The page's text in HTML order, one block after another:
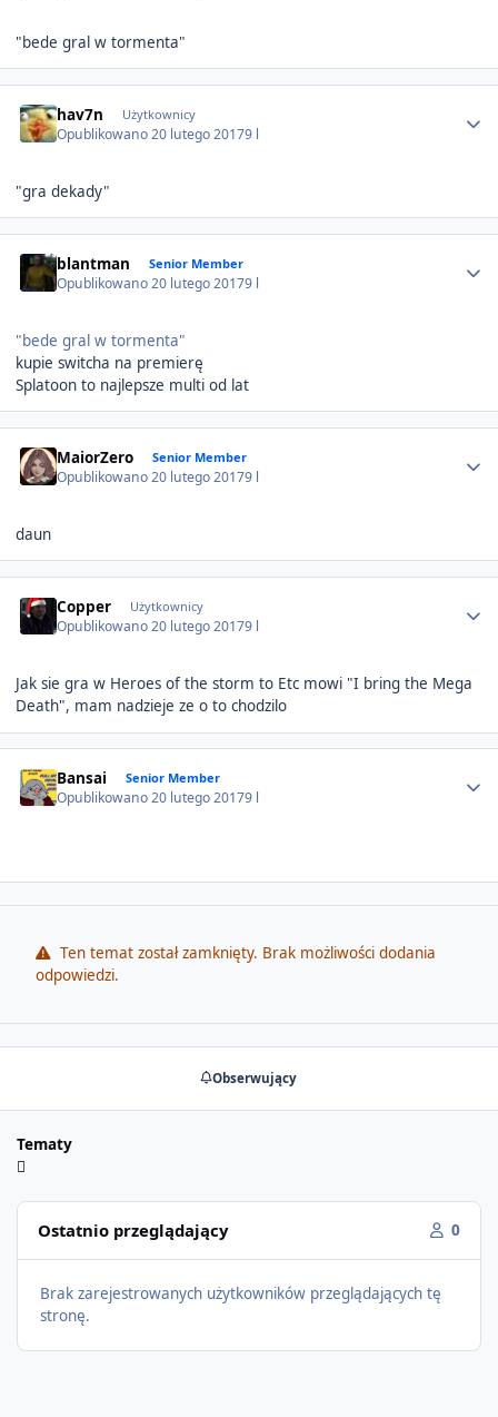
"bede gral w tormenta"
hav7n Użytkownicy
Opublikowano20 lutego 20179 l
"gra dekady"
blantman Senior Member
Opublikowano20 lutego 20179 l
"bede gral w tormenta"
kupie switcha na premierę
Splatoon to najlepsze multi od lat
MaiorZero Senior Member
Opublikowano20 lutego 20179 l
daun
Copper Użytkownicy
Opublikowano20 lutego 20179 l
Jak sie gra w Heroes of the storm to Etc mowi "I bring the Mega
Death", mam nadzieje ze o to chodzilo
Bansai Senior Member
Opublikowano20 lutego 20179 l
Ten temat został zamknięty. Brak możliwości dodania
odpowiedzi.
Obserwujący
Tematy
Ostatnio przeglądający 0
Brak zarejestrowanych użytkowników przeglądających tę
stronę.